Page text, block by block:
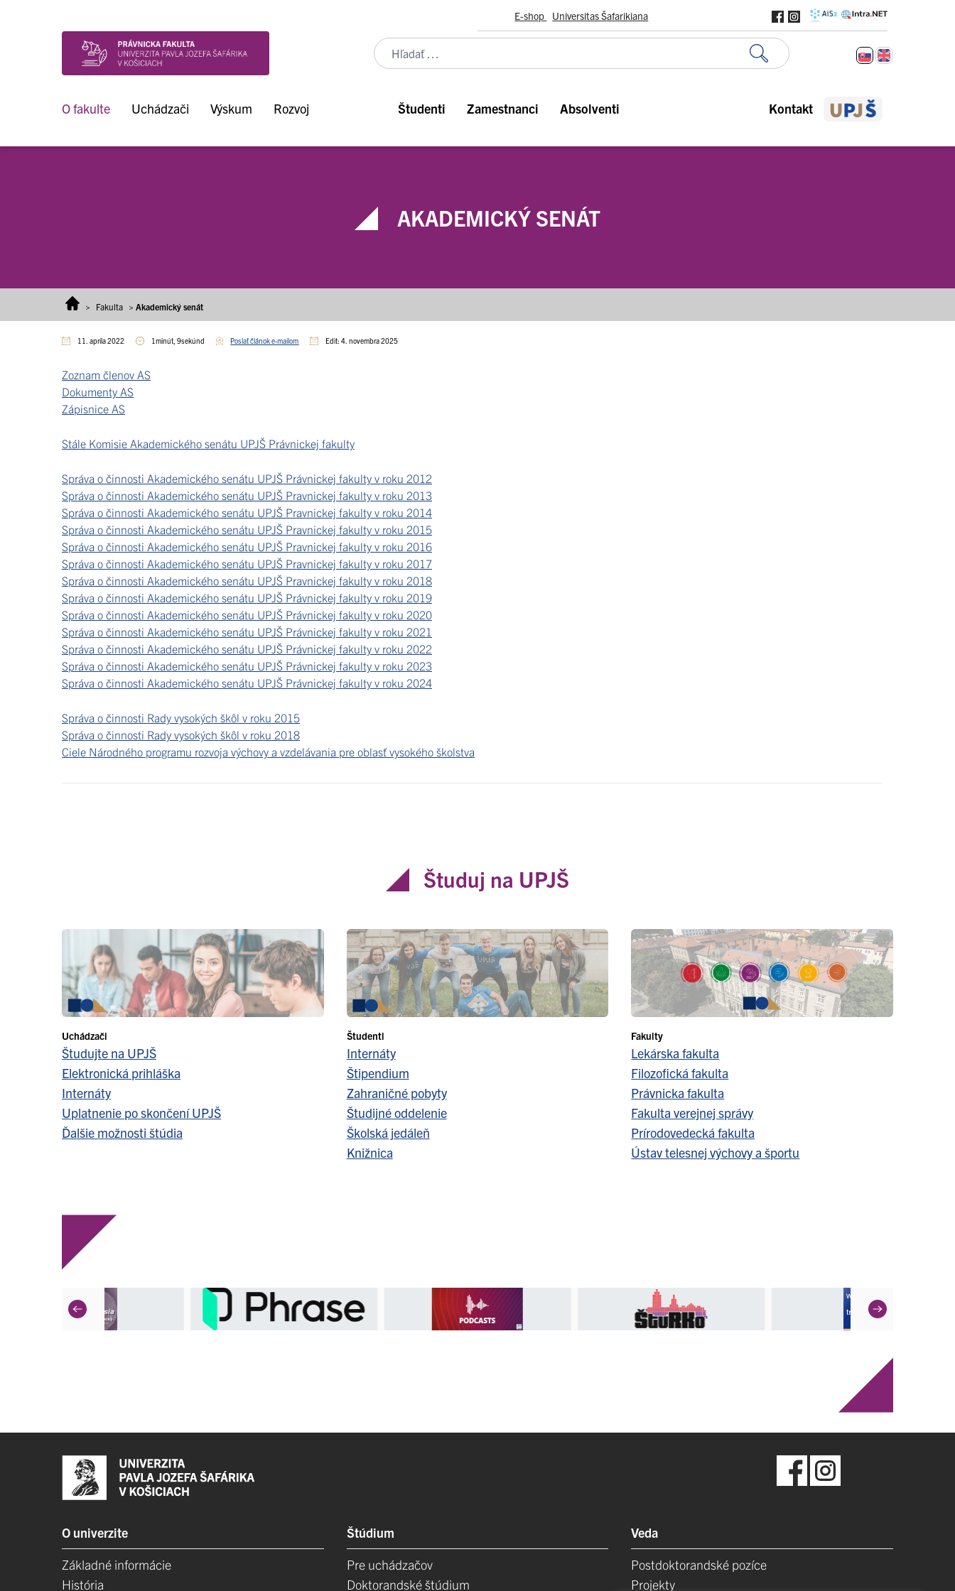
E-shop Universitas Šafarikiana
O fakulte Uchádzači Výskum Rozvoj Študenti Zamestnanci Absolventi Kontakt
AKADEMICKÝ SENÁT
> Fakulta > Akademický senát
11. apríla 2022 1minút, 9sekúnd Poslať článok e-mailom Edit: 4. novembra 2025
Zoznam členov AS
Dokumenty AS
Zápisnice AS
Stále Komisie Akademického senátu UPJŠ Právnickej fakulty
Správa o činnosti Akademického senátu UPJŠ Právnickej fakulty v roku 2012
Správa o činnosti Akademického senátu UPJŠ Pravnickej fakulty v roku 2013
Správa o činnosti Akademického senátu UPJŠ Pravnickej fakulty v roku 2014
Správa o činnosti Akademického senátu UPJŠ Pravnickej fakulty v roku 2015
Správa o činnosti Akademického senátu UPJŠ Pravnickej fakulty v roku 2016
Správa o činnosti Akademického senátu UPJŠ Pravnickej fakulty v roku 2017
Správa o činnosti Akademického senátu UPJŠ Pravnickej fakulty v roku 2018
Správa o činnosti Akademického senátu UPJŠ Právnickej fakulty v roku 2019
Správa o činnosti Akademického senátu UPJŠ Právnickej fakulty v roku 2020
Správa o činnosti Akademického senátu UPJŠ Právnickej fakulty v roku 2021
Správa o činnosti Akademického senátu UPJŠ Právnickej fakulty v roku 2022
Správa o činnosti Akademického senátu UPJŠ Právnickej fakulty v roku 2023
Správa o činnosti Akademického senátu UPJŠ Právnickej fakulty v roku 2024
Správa o činnosti Rady vysokých škôl v roku 2015
Správa o činnosti Rady vysokých škôl v roku 2018
Ciele Národného programu rozvoja výchovy a vzdelávania pre oblasť vysokého školstva
Študuj na UPJŠ
Uchádzači
Študujte na UPJŠ
Elektronická prihláška
Internáty
Uplatnenie po skončení UPJŠ
Ďalšie možnosti štúdia
Študenti
Internáty
Štipendium
Zahraničné pobyty
Študijné oddelenie
Školská jedáleň
Knižnica
Fakulty
Lekárska fakulta
Filozofická fakulta
Právnicka fakulta
Fakulta verejnej správy
Prírodovedecká fakulta
Ústav telesnej výchovy a športu
O univerzite
Základné informácie
História
Štúdium
Pre uchádzačov
Doktorandské štúdium
Veda
Postdoktorandské pozíce
Projekty